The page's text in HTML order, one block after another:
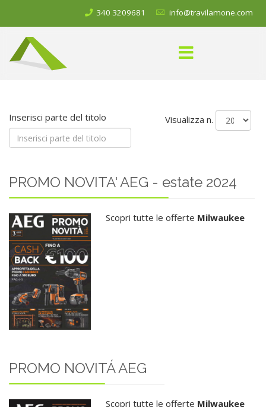
340 3209681 info@travilamone.com
Inserisci parte del titolo Visualizza n.
PROMO NOVITA' AEG - estate 2024
Scopri tutte le offerte Milwaukee
PROMO NOVITÁ AEG
Scopri tutte le offerte Milwaukee